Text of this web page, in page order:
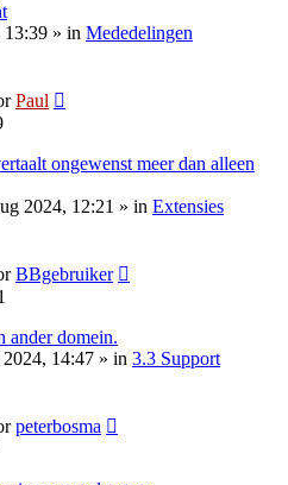
13:39 » in Mededelingen
Paul
ongewenst meer dan alleen
2024, 12:21 » in Extensies
BBgebruiker
ander domein.
14:47 » in 3.3 Support
peterbosma